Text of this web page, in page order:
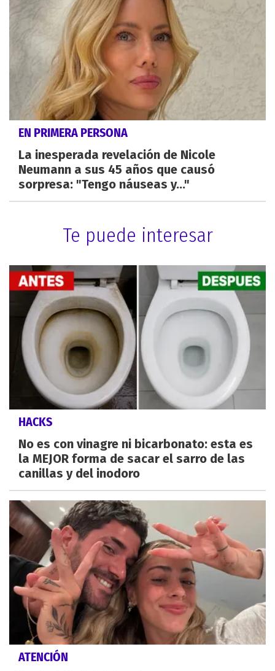
EN PRIMERA PERSONA
La inesperada revelación de Nicole
Neumann a sus 45 años que causó
sorpresa: "Tengo náuseas y..."
Te puede interesar
HACKS
No es con vinagre ni bicarbonato: esta es
la MEJOR forma de sacar el sarro de las
canillas y del inodoro
ATENCIÓN